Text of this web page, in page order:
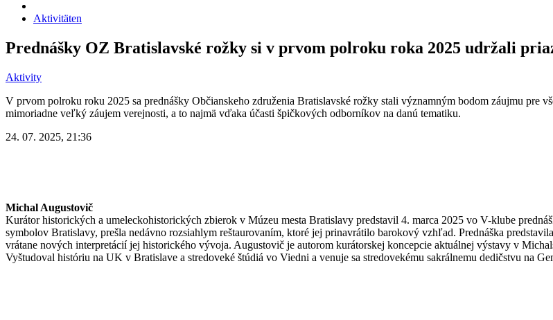
Pfadnavigation
Aktivitäten
Prednášky OZ Bratislavské rožky si v prvom polroku roka 2025 udržali
Aktivity
V prvom polroku roku 2025 sa prednášky Občianskeho združenia Bratislavské rožky stali významným bodom záujmu
mimoriadne veľký záujem verejnosti, a to najmä vďaka účasti špičkových odborníkov na danú tematiku.
24. 07. 2025, 21:36
Michal Augustovič
Kurátor historických a umeleckohistorických zbierok v Múzeu mesta Bratislavy predstavil 4. marca 2025 vo V-klube
symbolov Bratislavy, prešla nedávno rozsiahlym reštaurovaním, ktoré jej prinavrátilo barokový vzhľad. Prednáška
vrátane nových interpretácií jej historického vývoja. Augustovič je autorom kurátorskej koncepcie aktuálnej výstavy v
Vyštudoval históriu na UK v Bratislave a stredoveké štúdiá vo Viedni a venuje sa stredovekému sakrálnemu dedičstvu na